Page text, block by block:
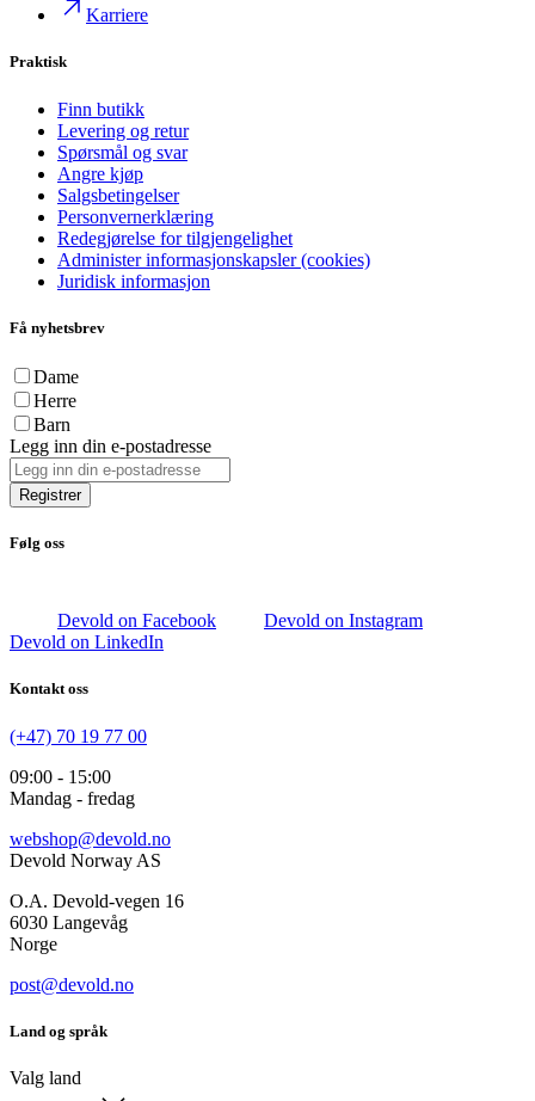
Karriere
Praktisk
Finn butikk
Levering og retur
Spørsmål og svar
Angre kjøp
Salgsbetingelser
Personvernerklæring
Redegjørelse for tilgjengelighet
Administer informasjonskapsler (cookies)
Juridisk informasjon
Få nyhetsbrev
Dame
Herre
Barn
Legg inn din e-postadresse
Registrer
Følg oss
Devold on Facebook
Devold on Instagram
Devold on LinkedIn
Kontakt oss
(+47) 70 19 77 00
09:00 - 15:00
Mandag - fredag
webshop@devold.no
Devold Norway AS
O.A. Devold-vegen 16
6030 Langevåg
Norge
post@devold.no
Land og språk
Valg land